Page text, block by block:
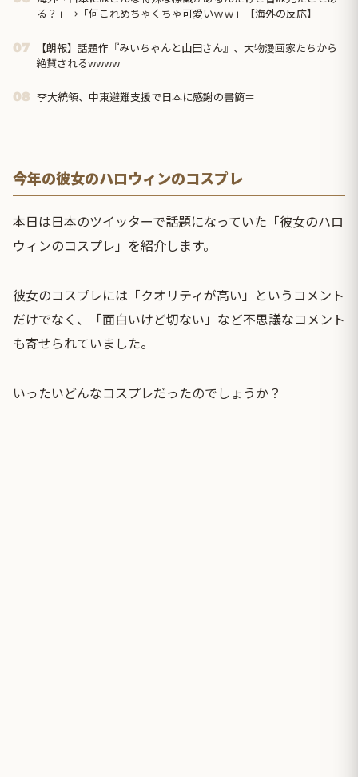
る？」→「何これめちゃくちゃ可愛いｗｗ」【海外の反応】
07
【朗報】話題作『みいちゃんと山田さん』、大物漫画家たちから
絶賛されるwwww
08 李大統領、中東避難支援で日本に感謝の書簡＝
今年の彼女のハロウィンのコスプレ
本日は日本のツイッターで話題になっていた「彼女のハロ
ウィンのコスプレ」を紹介します。
彼女のコスプレには「クオリティが高い」というコメント
だけでなく、「面白いけど切ない」など不思議なコメント
も寄せられていました。
いったいどんなコスプレだったのでしょうか？